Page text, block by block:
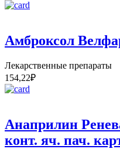
Амброксол
Лекарственные препараты
154,22₽
Анаприлин
конт. яч. пач.